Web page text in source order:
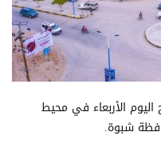
اليوم الأربعاء في محيط
شبوة.